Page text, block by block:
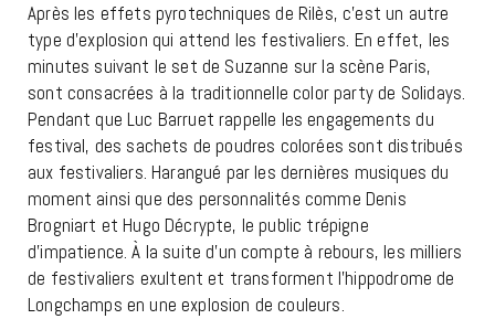
Après les effets pyrotechniques de Rilès, c’est un autre
type d’explosion qui attend les festivaliers. En effet, les
minutes suivant le set de Suzanne sur la scène Paris,
sont consacrées à la traditionnelle color party de Solidays.
Pendant que Luc Barruet rappelle les engagements du
festival, des sachets de poudres colorées sont distribués
aux festivaliers. Harangué par les dernières musiques du
moment ainsi que des personnalités comme Denis
Brogniart et Hugo Décrypte, le public trépigne
d’impatience. À la suite d’un compte à rebours, les milliers
de festivaliers exultent et transforment l’hippodrome de
Longchamps en une explosion de couleurs.